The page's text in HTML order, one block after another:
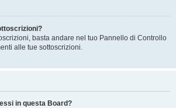
basta andare nel tuo Pannello di Controllo
alle tue sottoscrizioni.
in questa Board?